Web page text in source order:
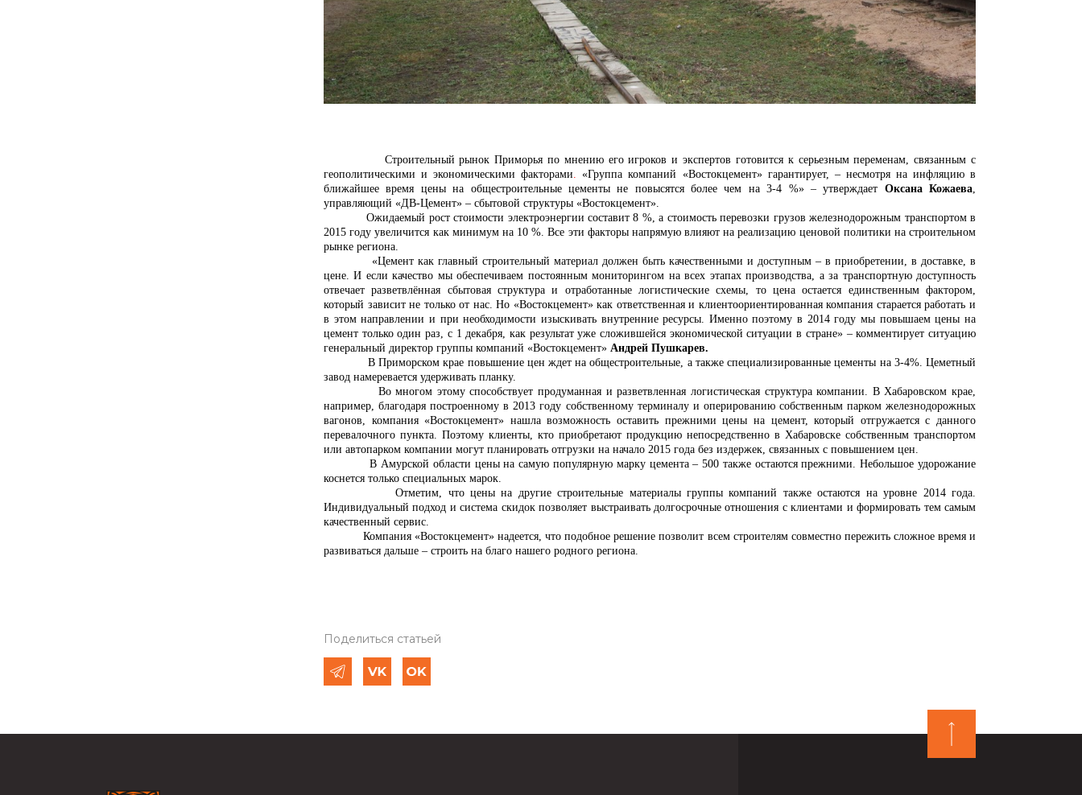
Строительный рынок Приморья по мнению его игроков и экспертов готовится к серьезным переменам, связанным с
геополитическими и экономическими факторами.«Группа компаний «Востокцемент» гарантирует, – несмотря на инфляцию в
ближайшее время цены на общестроительные цементы не повысятся более чем на 3-4 %» – утверждает Оксана Кожаева,
управляющий «ДВ-Цемент» – сбытовой структуры «Востокцемент».
Ожидаемый рост стоимости электроэнергии составит 8 %, а стоимость перевозки грузов железнодорожным транспортом в
2015 году увеличится как минимум на 10%. Все эти факторы напрямую влияют на реализацию ценовой политики на строительном
рынке региона.
«Цемент как главный строительный материал должен быть качественными и доступным – в приобретении, в доставке, в
цене. И если качество мы обеспечиваем постоянным мониторингом на всех этапах производства, а за транспортную доступность
отвечает разветвлённая сбытовая структура и отработанные логистические схемы, то цена остается единственным фактором,
который зависит не только от нас. Но «Востокцемент» как ответственная и клиентоориентированная компания старается работать и
в этом направлении и при необходимости изыскивать внутренние ресурсы. Именно поэтому в 2014 году мы повышаем цены на
цемент только один раз, с 1 декабря, как результат уже сложившейся экономической ситуации в стране» – комментирует ситуацию
генеральный директор группы компаний «Востокцемент» Андрей Пушкарев.
В Приморском крае повышение цен ждет на общестроительные, а также специализированные цементы на 3-4%. Цеметный
завод намеревается удерживать планку.
Во многом этому способствует продуманная и разветвленная логистическая структура компании. В Хабаровском крае,
например, благодаря построенному в 2013 году собственному терминалу и оперированию собственным парком железнодорожных
вагонов, компания «Востокцемент» нашла возможность оставить прежними цены на цемент, который отгружается с данного
перевалочного пункта. Поэтому клиенты, кто приобретают продукцию непосредственно в Хабаровске собственным транспортом
или автопарком компании могут планировать отгрузки на начало 2015 года без издержек, связанных с повышением цен.
В Амурской области цены на самую популярную марку цемента – 500 также остаются прежними. Небольшое удорожание
коснется только специальных марок.
Отметим, что цены на другие строительные материалы группы компаний также остаются на уровне 2014 года.
Индивидуальный подход и система скидок позволяет выстраивать долгосрочные отношения с клиентами и формировать тем самым
качественный сервис.
Компания «Востокцемент» надеется, что подобное решение позволит всем строителям совместно пережить сложное время и
развиваться дальше – строить на благо нашего родного региона.
Поделиться статьей